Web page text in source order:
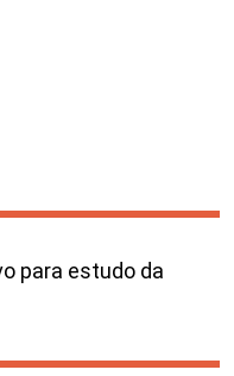
para estudo da